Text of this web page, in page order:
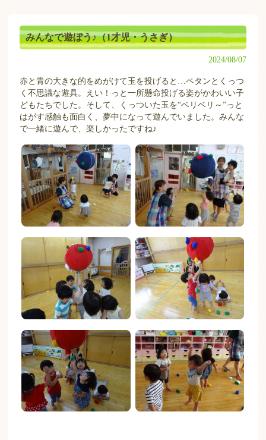
みんなで遊ぼう♪（1才児・うさぎ）
2024/08/07
赤と青の大きな的をめがけて玉を投げると…ペタンとくっつ
く不思議な遊具。えい！っと一所懸命投げる姿がかわいい子
どもたちでした。そして、くっついた玉を“ベリベリ～”っと
はがす感触も面白く、夢中になって遊んでいました。みんな
で一緒に遊んで、楽しかったですね♪